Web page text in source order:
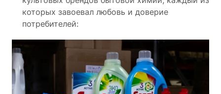
которых завоевал любовь и доверие
потребителей: